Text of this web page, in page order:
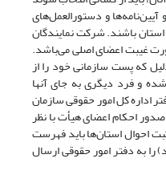
آیین‌نامه‌ها و دستورالعمل‌های
استان باشند. شرکت نمایندگان
غیبت اعضای اصلی می‌باشد.
که پست سازمانی خود را از
و فرد دیگری به جای آنها
اداره کل امور حقوقی سازمان
احکام اعضای هیأت با نظر
احوال استان‌ها باید فهرست
به دفتر امور حقوقی ارسال